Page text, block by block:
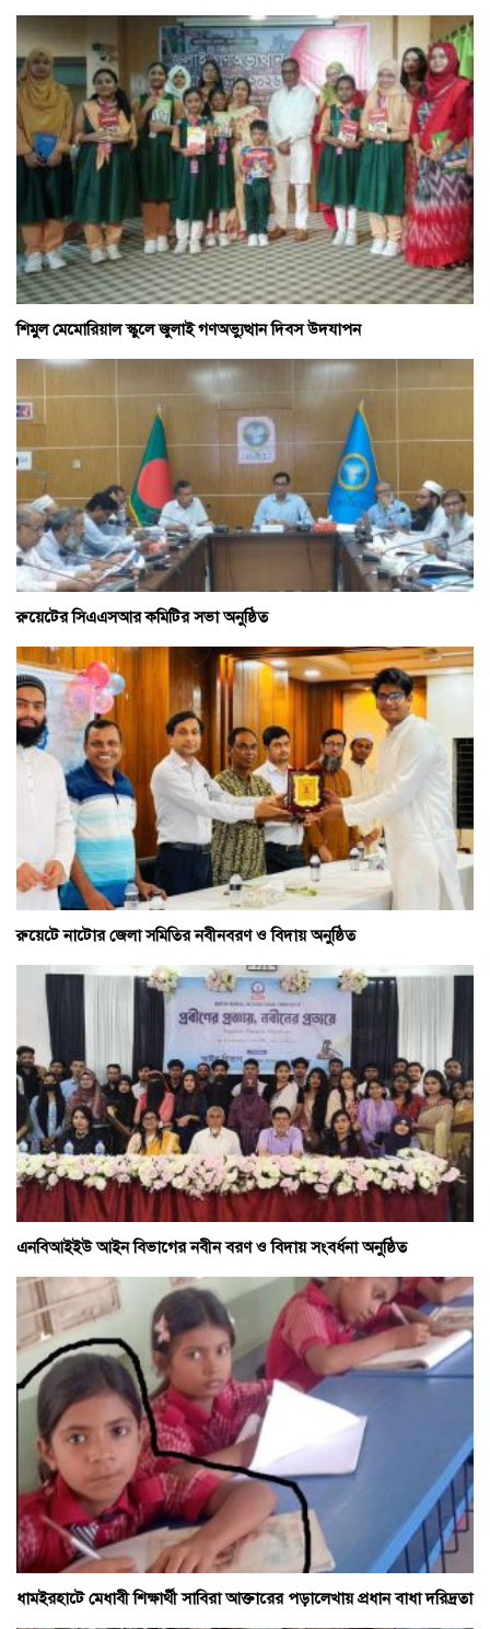
শিমুল মেমোরিয়াল স্কুলে জুলাই গণঅভ্যুত্থান দিবস উদযাপন
রুয়েটের সিএএসআর কমিটির সভা অনুষ্ঠিত
রুয়েটে নাটোর জেলা সমিতির নবীনবরণ ও বিদায় অনুষ্ঠিত
এনবিআইইউ আইন বিভাগের নবীন বরণ ও বিদায় সংবর্ধনা অনুষ্ঠিত
ধামইরহাটে মেধাবী শিক্ষার্থী সাবিরা আক্তারের পড়ালেখায় প্রধান বাধা দরিদ্রতা